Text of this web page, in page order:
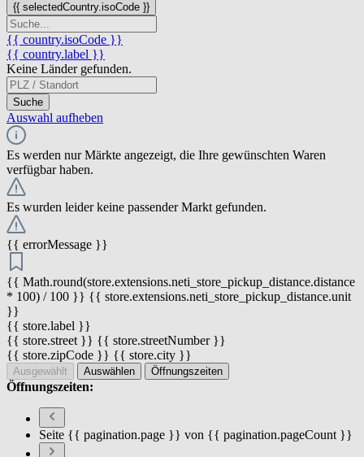
{{ selectedCountry.isoCode }}
{{ country.isoCode }}
{{ country.label }}
Keine Länder gefunden.
Suche
Auswahl aufheben
Es werden nur Märkte angezeigt, die Ihre gewünschten Waren
verfügbar haben.
Es wurden leider keine passender Markt gefunden.
{{ errorMessage }}
{{ Math.round(store.extensions.neti_store_pickup_distance.distance
* 100) / 100 }} {{ store.extensions.neti_store_pickup_distance.unit
}}
{{ store.label }}
{{ store.street }} {{ store.streetNumber }}
{{ store.zipCode }} {{ store.city }}
Ausgewählt Auswählen Öffnungszeiten
Öffnungszeiten:
Seite {{ pagination.page }} von {{ pagination.pageCount }}